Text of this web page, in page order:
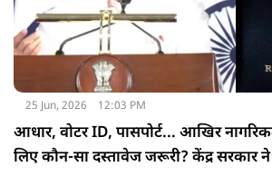
25 Jun, 2026 12:03 PM
आधार, वोटर ID, पासपोर्ट... आखिर
लिए कौन-सा दस्तावेज जरूरी? केंद्र सरकार ने